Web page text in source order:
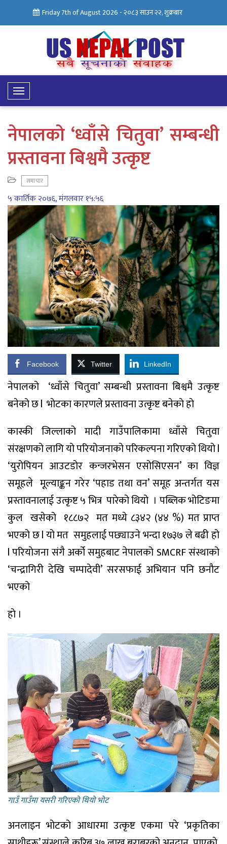
Friday 7th of August 2026 -२०८३ साउन २२, शुक्रबार
Toggle
Navigation
नेपालको ‘ध्वाँसे चितुवा’ सम्बन्धी
प्रस्तावना बिश्वमै उत्कृष्ट
समाचार
५ कार्तिक २०७६, मंगलवार १५:५६
Facebook Twitter LinkedIn
नेपालको ‘ध्वाँसे चितुवा’ सम्बन्धी प्रस्तावना बिश्वमै उत्कृष्ट
बनेको छ l भाेटका कारणले प्रस्तावना उत्कृष्ट बनेकाे हाे
कास्की जिल्लाको मादी गाउँपालिकामा ध्वाँसे चितुवा
संरक्षणको लागि यो परियोजनाको परिकल्पना गरिएको थियो l
‘युरोपियन आउटडोर कन्जरभेसन एसोसिएसन’ का विज्ञ
समूहले मूल्याङ्कन गरेर ‘पहाड तथा वन’ समूह अन्तर्गत यस
प्रस्तावनालाई उत्कृष्ट ५ भित्र पारेको थियो । पब्लिक भोटिङमा
कुल खसेको १८८७२ मत मध्ये ८३४२ (४४ %) मत प्राप्त
भएको छ l यो मत समुहलाई पछ्याउने भन्दा १७३७ ले बढी हो
l परियाेजना संगै अर्को समुहबाट नेपालको SMCRF संस्थाको
‘चन्द्रागिरी देखि चम्पादेवी’ सरसफाई अभियान पनि छनौट
भएको
हाे ।
गाउँ गाउँमा यसरी गरिएकाे थियाे भाेट
अनलाइन भोटको आधारमा उत्कृष्ट एकमा परे ‘प्रकृतिका